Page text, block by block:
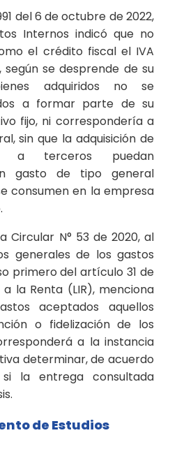
del 6 de octubre de 2022,
Internos indicó que no
el crédito fiscal el IVA
se desprende de su
adquiridos no se
a formar parte de su
fijo, ni correspondería a
sin que la adquisición de
a terceros puedan
gasto de tipo general
consumen en la empresa
Circular N° 53 de 2020, al
generales de los gastos
primero del artículo 31 de
la Renta (LIR), menciona
aceptados aquellos
o fidelización de los
a la instancia
determinar, de acuerdo
la entrega consultada
de Estudios